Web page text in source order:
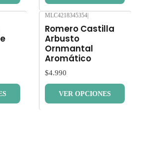
MLC4218345354|
Romero Castilla
Arbusto
Ornmantal
Aromático
$4.990
VER OPCIONES